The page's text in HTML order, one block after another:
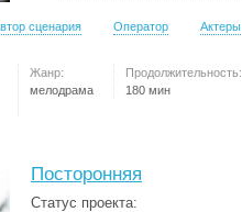
сценария Оператор Актеры
Жанр:
мелодрама
Продолжительность:
180 мин
Посторонняя
Статус проекта: